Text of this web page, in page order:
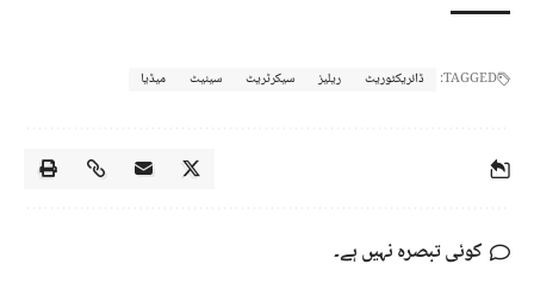
TAGGED: ڈائریکٹوریٹ ریلیز سیکرٹریٹ سینیٹ میڈیا
کوئی تبصرہ نہیں ہے۔